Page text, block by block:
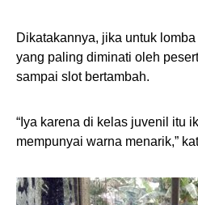
Dikatakannya, jika untuk
yang paling diminati oleh
sampai slot bertambah.
“Iya karena di kelas juvenil itu
mempunyai warna menarik,”